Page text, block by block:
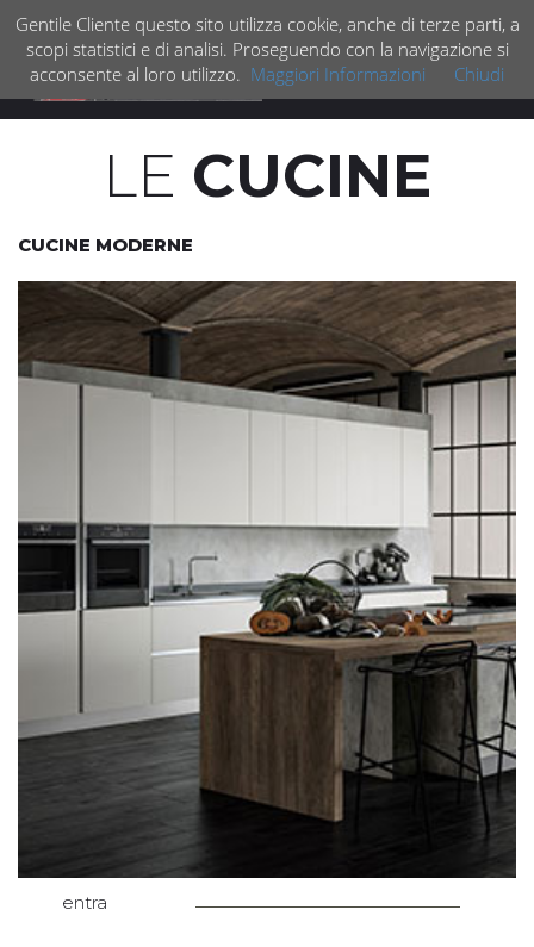
barra
LE CUCINE
CUCINE MODERNE
entra
Gentile Cliente questo sito utilizza cookie, anche di terze parti, a
scopi statistici e di analisi. Proseguendo con la navigazione si
acconsente al loro utilizzo. Maggiori Informazioni Chiudi